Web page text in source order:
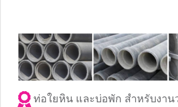
ท่อใยหิน และบ่อพัก สำหรับงาน